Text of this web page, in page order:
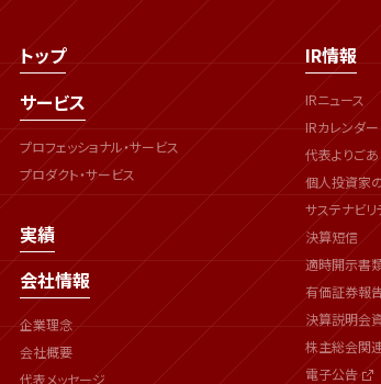
トップ
サービス
プロフェッショナル・サービス
プロダクト・サービス
実績
会社情報
企業理念
会社概要
代表メッセージ
IR情報
IRニュース
IRカレンダー
代表よりご
個人投資家
サステナビリ
決算短信
適時開示書
有価証券報
決算説明会
株主総会関
電子公告